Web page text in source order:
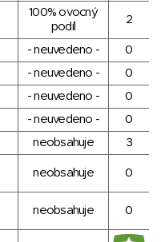
100% ovocný
podíl
2
- neuvedeno -
0
- neuvedeno -
0
- neuvedeno -
0
- neuvedeno -
0
neobsahuje
3
neobsahuje 0
neobsahuje 0